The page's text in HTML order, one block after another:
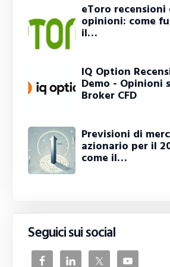
eToro recensioni
opinioni: come
il…
IQ Option
Demo - Opinioni
Broker CFD
Previsioni di
azionario per il
come il…
Seguici sui social